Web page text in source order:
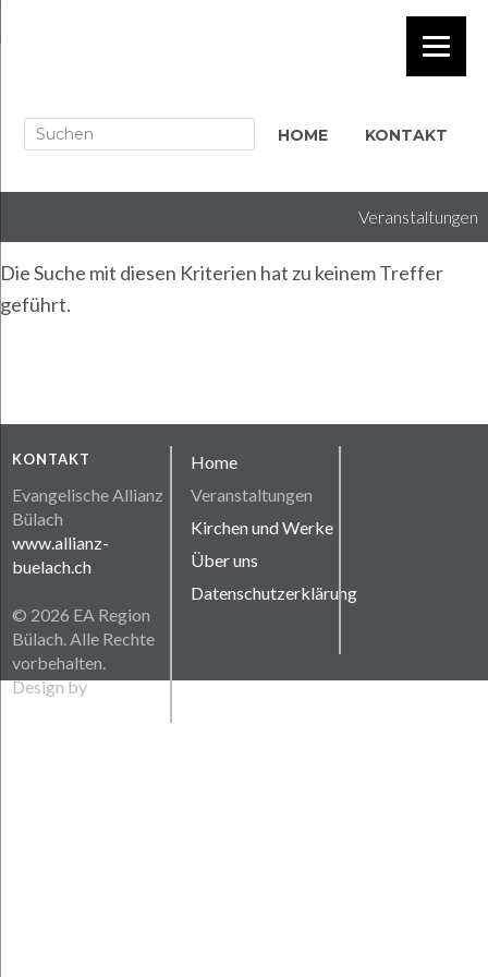
HOME KONTAKT
Veranstaltungen
Die Suche mit diesen Kriterien hat zu keinem Treffer
geführt.
KONTAKT
Evangelische Allianz
Bülach
www.allianz-
buelach.ch
© 2026 EA Region
Bülach. Alle Rechte
vorbehalten.
Design byWeiter®
Home
Veranstaltungen
Kirchen und Werke
Über uns
Datenschutzerklärung